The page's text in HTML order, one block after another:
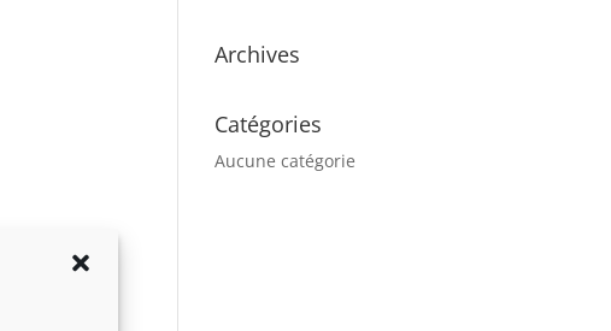
Archives
Catégories
Aucune catégorie